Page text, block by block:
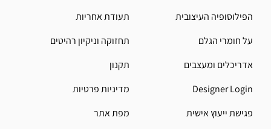
הפילוסופיה העיצובית
על חומרי הגלם
אדריכלים ומעצבים
Designer Login
פגישת ייעוץ אישית
תעודת אחריות
תחזוקה וניקיון רהיטים
תקנון
מדיניות פרטיות
מפת אתר